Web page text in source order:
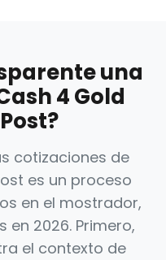
una
4 Gold
cotizaciones de
es un proceso
en el mostrador,
en 2026. Primero,
el contexto de